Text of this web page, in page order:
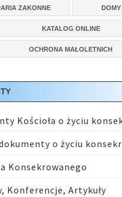
ZAKONNE
KATALOG ONLINE
OCHRONA MAŁOLETNICH
Kościoła o życiu
o życiu
Konsekrowanego
Konferencje, Artykuły